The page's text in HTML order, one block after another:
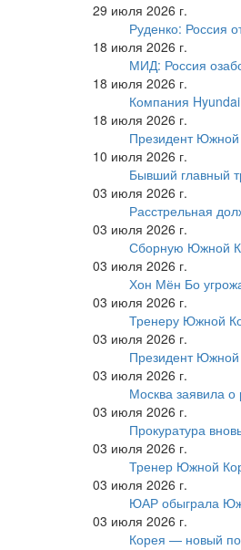
29 июля 2026 г.
Руденко: Россия
18 июля 2026 г.
МИД: Россия
18 июля 2026 г.
Компания Hyundai
18 июля 2026 г.
Президент
10 июля 2026 г.
Бывший главный
03 июля 2026 г.
Расстрельная
03 июля 2026 г.
Сборную Южной
03 июля 2026 г.
Хон Мён Бо
03 июля 2026 г.
Тренеру Южной
03 июля 2026 г.
Президент Южной
03 июля 2026 г.
Москва заявила
03 июля 2026 г.
Прокуратура
03 июля 2026 г.
Тренер Южной
03 июля 2026 г.
ЮАР обыграла
03 июля 2026 г.
Корея — новый